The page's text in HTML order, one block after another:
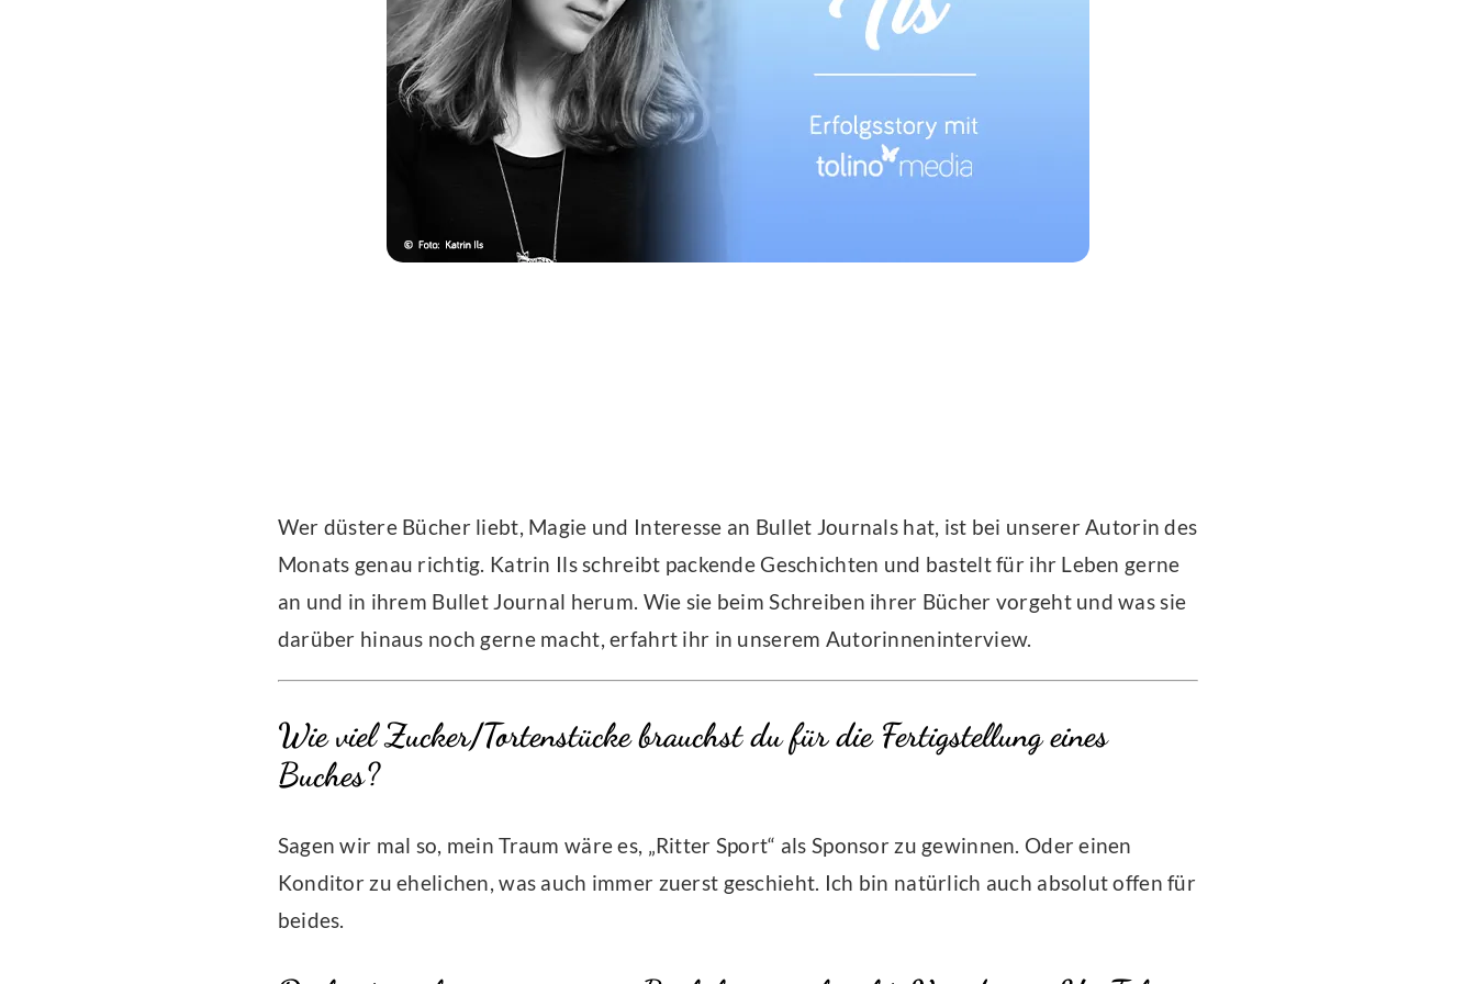
Wer düstere Bücher liebt, Magie und Interesse an Bullet Journals hat, ist bei unserer Autorin des
Monats genau richtig. Katrin Ils schreibt packende Geschichten und bastelt für ihr Leben gerne
an und in ihrem Bullet Journal herum. Wie sie beim Schreiben ihrer Bücher vorgeht und was sie
darüber hinaus noch gerne macht, erfahrt ihr in unserem Autorinneninterview.
Wie viel Zucker/Tortenstücke brauchst du für die Fertigstellung eines
Buches?
Sagen wir mal so, mein Traum wäre es, „Ritter Sport“ als Sponsor zu gewinnen. Oder einen
Konditor zu ehelichen, was auch immer zuerst geschieht. Ich bin natürlich auch absolut offen für
beides.